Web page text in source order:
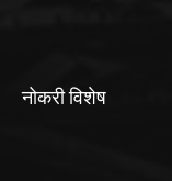
नोकरी विशेष